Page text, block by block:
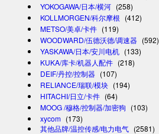
YOKOGAWA/日本/横河 (258)
KOLLMORGEN/科尔摩根 (412)
METSO/美卓/卡件 (119)
WOODWARD/伍德沃德/调速器 (592)
YASKAWA/日本/安川电机 (133)
KUKA/库卡/机器人配件 (218)
DEIF/丹控/控制器 (107)
RELIANCE/瑞联/模块 (194)
HITACHI/日立/卡件 (64)
MOOG /穆格/控制器/加密狗 (103)
xycom (173)
其他品牌/温控传感/电力电气 (2581)